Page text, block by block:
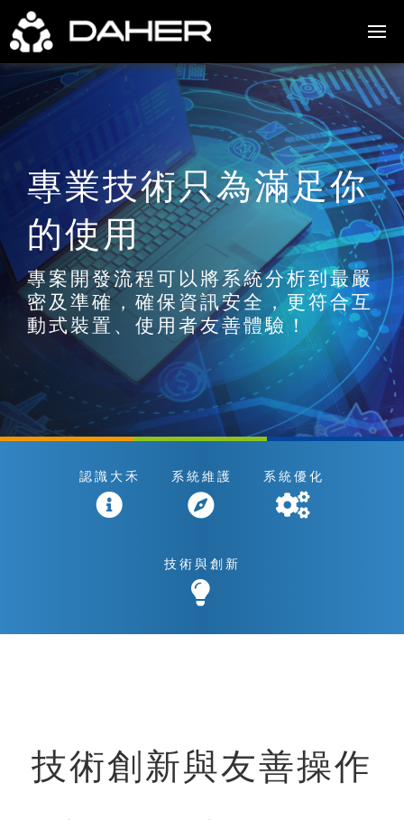
專業技術只為滿足你
的使用
專案開發流程可以將系統分析到最嚴
密及準確，確保資訊安全，更符合互
動式裝置、使用者友善體驗！
認識大禾 系統維護 系統優化
技術與創新
技術創新與友善操作